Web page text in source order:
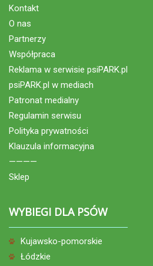
Kontakt
O nas
Partnerzy
Współpraca
Reklama w serwisie psiPARK.pl
psiPARK.pl w mediach
Patronat medialny
Regulamin serwisu
Polityka prywatności
Klauzula informacyjna
————
Sklep
WYBIEGI DLA PSÓW
Kujawsko-pomorskie
Łódzkie